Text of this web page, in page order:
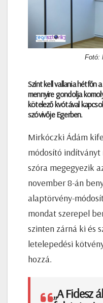
Fotó:
Színt kell vallania hétfőn
mennyire gondolja
kötelező kvótával
szóvivője Egerben.
Mirkóczki Ádám
módosító
szóra megegyezik
november 8-án
alaptörvény-
mondat szerepel
szinten zárná ki és
letelepedési
hozzá.
„A Fidesz